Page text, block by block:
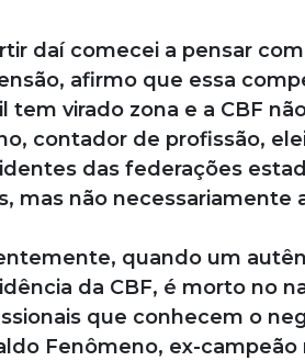
daí comecei a pensar
afirmo que essa
tem virado zona e a CBF
contador de profissão,
das federações
mas não necessariamente
quando um
da CBF, é morto no
que conhecem o
Fenômeno, ex-